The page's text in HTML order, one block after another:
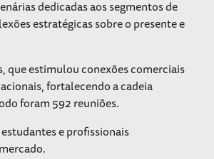
dedicadas aos segmentos de
estratégicas sobre o presente e
que estimulou conexões comerciais
fortalecendo a cadeia
foram 592 reuniões.
e profissionais